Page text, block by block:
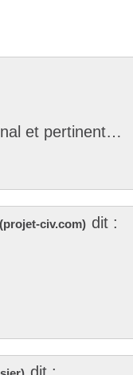
et pertinent…
(projet-civ.com) dit :